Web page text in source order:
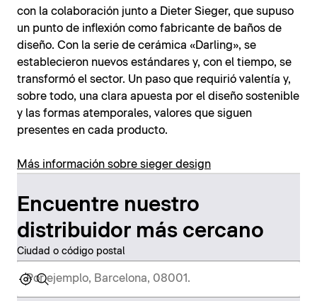
con la colaboración junto a Dieter Sieger, que supuso
un punto de inflexión como fabricante de baños de
diseño. Con la serie de cerámica «Darling», se
establecieron nuevos estándares y, con el tiempo, se
transformó el sector. Un paso que requirió valentía y,
sobre todo, una clara apuesta por el diseño sostenible
y las formas atemporales, valores que siguen
presentes en cada producto.
Más información sobre sieger design
Encuentre nuestro
distribuidor más cercano
Ciudad o código postal